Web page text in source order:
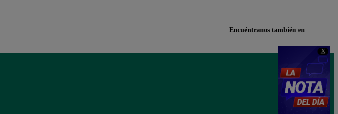
X
Encuéntranos también en